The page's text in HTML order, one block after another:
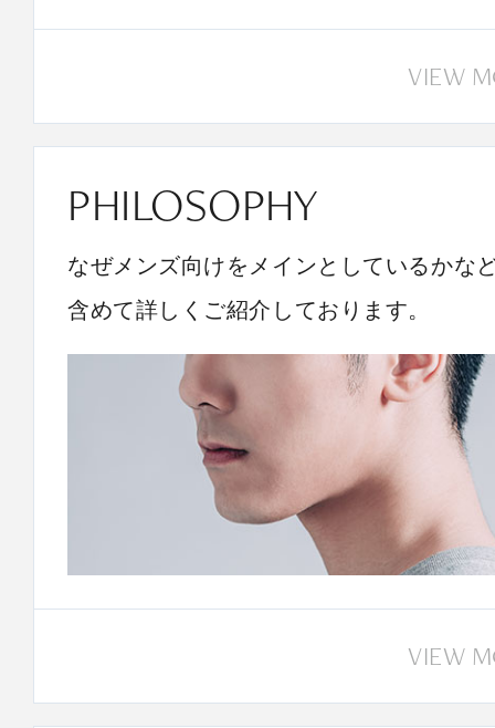
VIEW
PHILOSOPHY
なぜメンズ向けをメインとしているかな
含めて詳しくご紹介しております。
VIEW